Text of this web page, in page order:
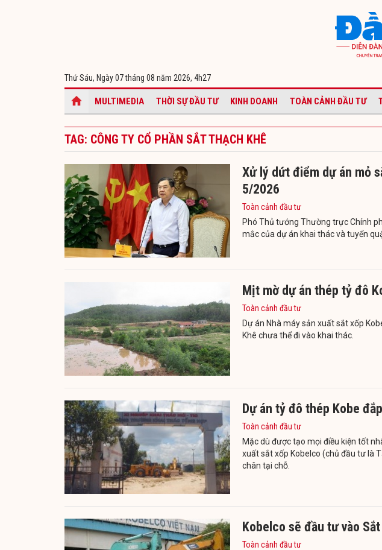
Thứ Sáu, Ngày 07 tháng 08 năm 2026, 4h27
MULTIMEDIA THỜI SỰ ĐẦU TƯ KINH DOANH TOÀN CẢNH ĐẦU TƯ
TAG: CÔNG TY CỔ PHẦN SẮT THẠCH KHÊ
Xử lý dứt điểm dự án mỏ
5/2026
Toàn cảnh đầu tư
Phó Thủ tướng Thường trực Chính
mắc của dự án khai thác và tuyển
Mịt mờ dự án thép tỷ đô
Toàn cảnh đầu tư
Dự án Nhà máy sản xuất sắt xốp
Khê chưa thể đi vào khai thác.
Dự án tỷ đô thép Kobe
Toàn cảnh đầu tư
Mặc dù được tạo mọi điều kiện tốt
xuất sắt xốp Kobelco (chủ đầu tư là
chân tại chỗ.
Kobelco sẽ đầu tư vào
Toàn cảnh đầu tư